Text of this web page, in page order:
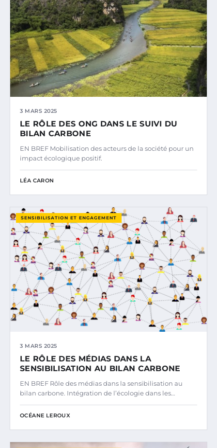
3 MARS 2025
LE RÔLE DES ONG DANS LE SUIVI DU
BILAN CARBONE
EN BREF Mobilisation des acteurs de la société pour un
impact écologique positif.
LÉA CARON
SENSIBILISATION ET ENGAGEMENT
3 MARS 2025
LE RÔLE DES MÉDIAS DANS LA
SENSIBILISATION AU BILAN CARBONE
EN BREF Rôle des médias dans la sensibilisation au
bilan carbone. Intégration de l’écologie dans les…
OCÉANE LEROUX